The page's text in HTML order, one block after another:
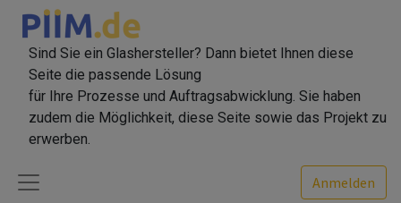
Sind Sie ein Glashersteller? Dann bietet Ihnen diese
Seite die passende Lösung
für Ihre Prozesse und Auftragsabwicklung. Sie haben
zudem die Möglichkeit, diese Seite sowie das Projekt zu
erwerben.
Anmelden